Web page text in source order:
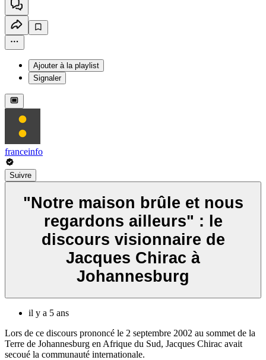
Ajouter à la playlist
Signaler
franceinfo
Suivre
"Notre maison brûle et nous
regardons ailleurs" : le
discours visionnaire de
Jacques Chirac à
Johannesburg
il y a 5 ans
Lors de ce discours prononcé le 2 septembre 2002 au sommet de la
Terre de Johannesburg en Afrique du Sud, Jacques Chirac avait
secoué la communauté internationale.